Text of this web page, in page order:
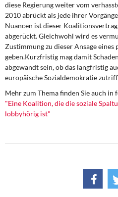
diese Regierung weiter vom
2010 abrückt als jede ihrer
Nuancen ist dieser
abgerückt. Gleichwohl wird es
Zustimmung zu dieser Ansage eines
geben.Kurzfristig mag damit
abgewandt sein, ob das langfristig
europäische Sozialdemokratie
Mehr zum Thema finden Sie auch in
"Eine Koalition, die die soziale
lobbyhörig ist"